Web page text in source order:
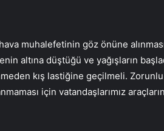
muhalefetinin göz önüne
altına düştüğü ve yağışların
kış lastiğine geçilmeli. Zorunlu
için vatandaşlarımız